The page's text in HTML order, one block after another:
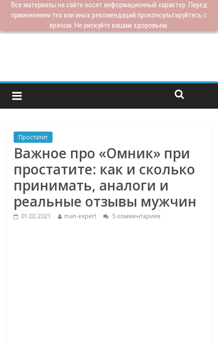
Все материалы на сайте носят информационный характер. Перед
применением тех или иных рекомендаций проконсультируйтесь с
врачом. Не рискуйте вашим здоровьем.
Простатит
Важное про «Омник» при
простатите: как и сколько
принимать, аналоги и
реальные отзывы мужчин
01.02.2021 man-expert 5 комментариев